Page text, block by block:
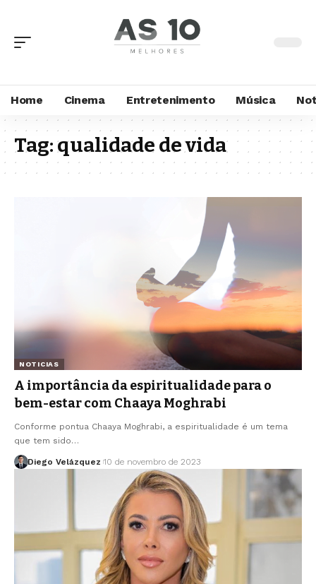
Home Cinema Entretenimento Música
Tag:qualidade de vida
NOTICIAS
A importância da espiritualidade para o
bem-estar com Chaaya Moghrabi
Conforme pontua Chaaya Moghrabi, a espiritualidade é um tema
que tem sido…
Diego Velázquez 10 de novembro de 2023